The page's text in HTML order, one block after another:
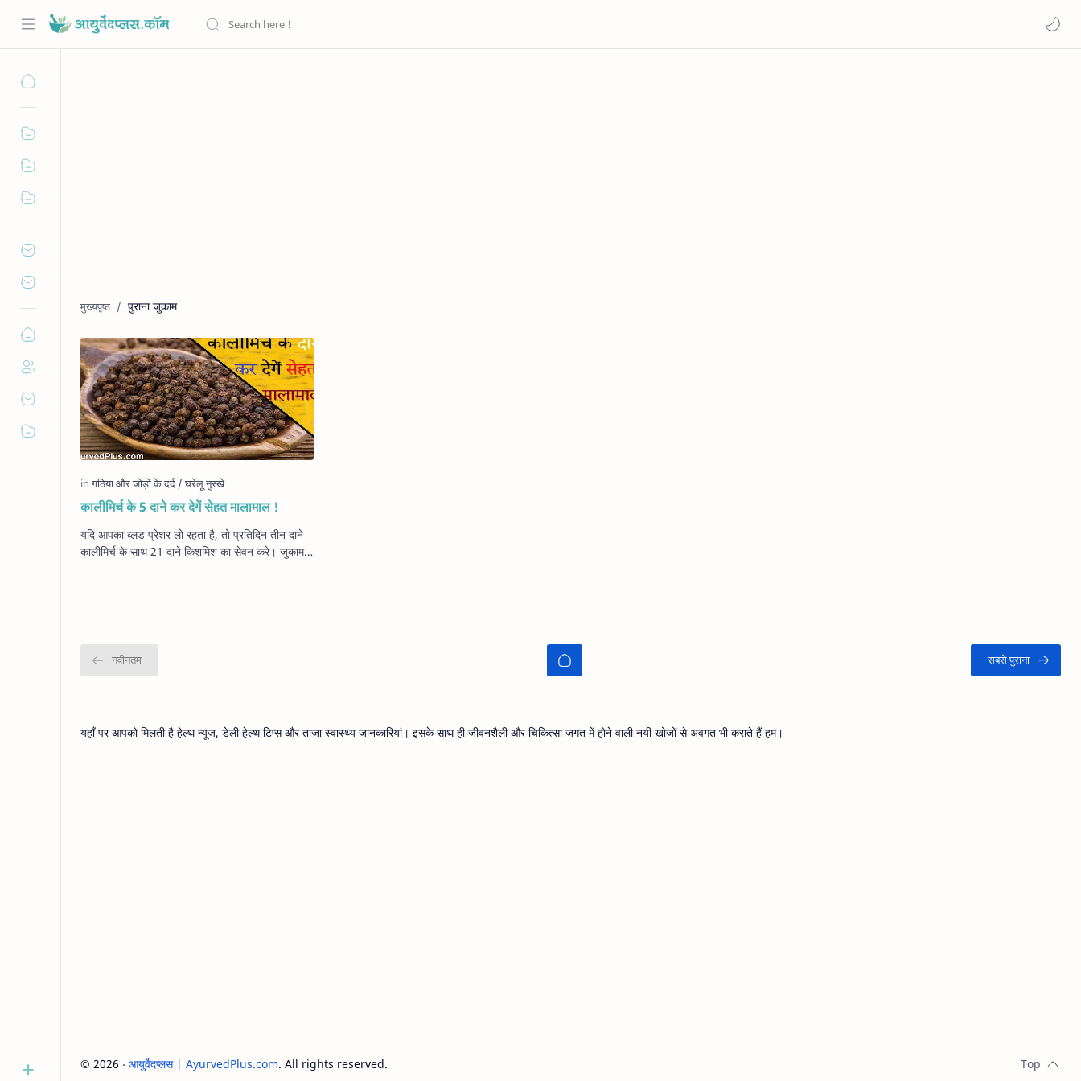
पुराना जुकाम
कालीमिर्च के 5 दाने कर देगें सेहत मालामाल !
यदि आपका ब्लड प्रेशर लो रहता है, तो प्रतिदिन तीन दाने
कालीमिर्च के साथ 21 दाने किशमिश का सेवन करे। जुकाम
यहाँ पर आपको मिलती है हेल्थ न्यूज, डेली हेल्थ टिप्स और ताजा स्वास्थ्य जानकारियां। इसके साथ ही जीवनशैली और चिकित्सा जगत में होने वाली नयी खोजों से अवगत भी कराते हैं हम।
© 2026 ‧ आयुर्वेदप्लस | AyurvedPlus.com. All rights reserved.